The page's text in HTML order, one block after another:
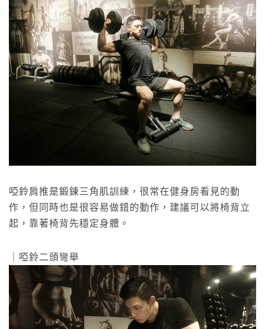
啞鈴肩推是鍛鍊三角肌訓練，很常在健身房看見的動
作，但同時也是很容易做錯的動作，建議可以將椅背立
起，靠著椅背先穩定身體。
｜啞鈴二頭彎舉